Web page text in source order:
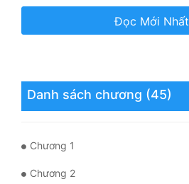
Đọc Mới Nhất
Danh sách chương (45)
Chương 1
Chương 2